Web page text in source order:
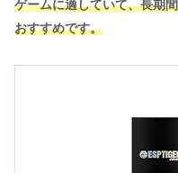
ゲームに適していて、長期
おすすめです。